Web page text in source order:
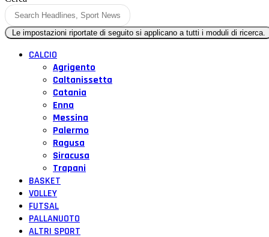
CALCIO
Agrigento
Caltanissetta
Catania
Enna
Messina
Palermo
Ragusa
Siracusa
Trapani
BASKET
VOLLEY
FUTSAL
PALLANUOTO
ALTRI SPORT